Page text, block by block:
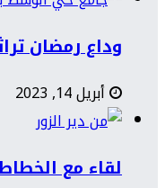
وداع رمضان
أبريل 14, 2023
لقاء مع